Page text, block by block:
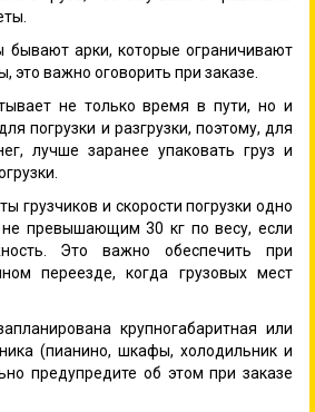
бывают арки, которые ограничивают
важно оговорить при заказе.
не только время в пути, но и
погрузки и разгрузки, поэтому, для
лучше заранее упаковать груз и
грузчиков и скорости погрузки одно
превышающим 30 кг по весу, если
Это важно обеспечить при
переезде, когда грузовых мест
крупногабаритная или
(пианино, шкафы, холодильник и
предупредите об этом при заказе